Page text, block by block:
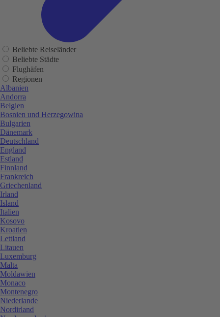
Beliebte Reiseländer
Beliebte Städte
Flughäfen
Regionen
Albanien
Andorra
Belgien
Bosnien und Herzegowina
Bulgarien
Dänemark
Deutschland
England
Estland
Finnland
Frankreich
Griechenland
Irland
Island
Italien
Kosovo
Kroatien
Lettland
Litauen
Luxemburg
Malta
Moldawien
Monaco
Montenegro
Niederlande
Nordirland